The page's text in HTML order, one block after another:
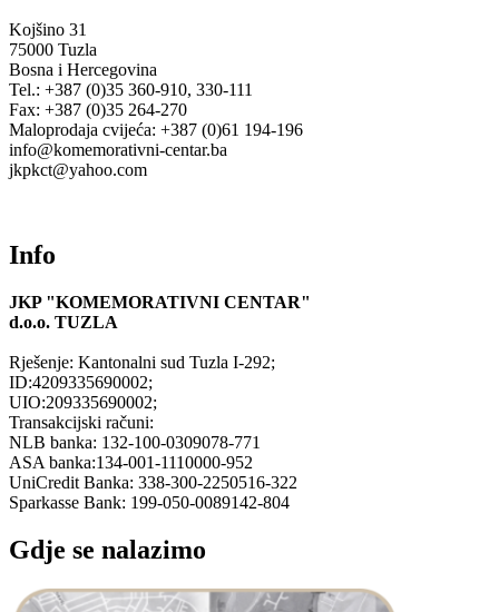
Kojšino 31
75000 Tuzla
Bosna i Hercegovina
Tel.: +387 (0)35 360-910, 330-111
Fax: +387 (0)35 264-270
Maloprodaja cvijeća: +387 (0)61 194-196
info@komemorativni-centar.ba
jkpkct@yahoo.com
Info
JKP "KOMEMORATIVNI CENTAR"
d.o.o. TUZLA
Rješenje: Kantonalni sud Tuzla I-292;
ID:4209335690002;
UIO:209335690002;
Transakcijski računi:
NLB banka: 132-100-0309078-771
ASA banka:134-001-1110000-952
UniCredit Banka: 338-300-2250516-322
Sparkasse Bank: 199-050-0089142-804
Gdje se nalazimo